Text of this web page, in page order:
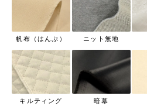
帆布（はんぷ） ニット無地
キルティング 暗幕